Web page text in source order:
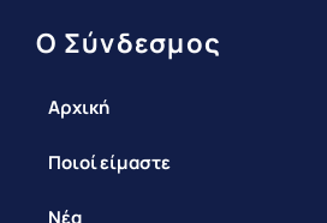
Ο Σύνδεσμος
Αρχική
Ποιοί είμαστε
Νέα